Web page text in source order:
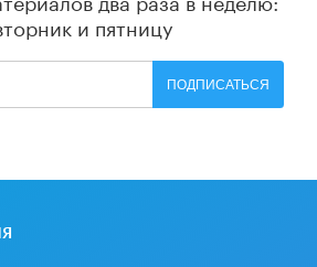
и пятницу
ПОДПИСАТЬСЯ